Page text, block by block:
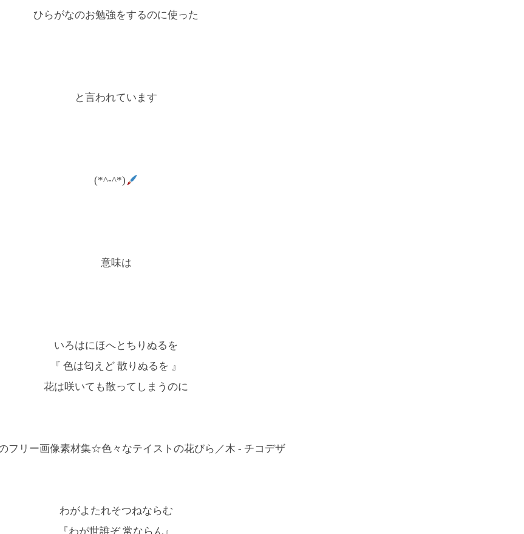
ひらがなのお勉強をするのに使った
と言われています
(*^-^*)
意味は
いろはにほへとちりぬるを
『 色は匂えど 散りぬるを 』
花は咲いても散ってしまうのに
わがよたれそつねならむ
『わが世誰ぞ 常ならん』